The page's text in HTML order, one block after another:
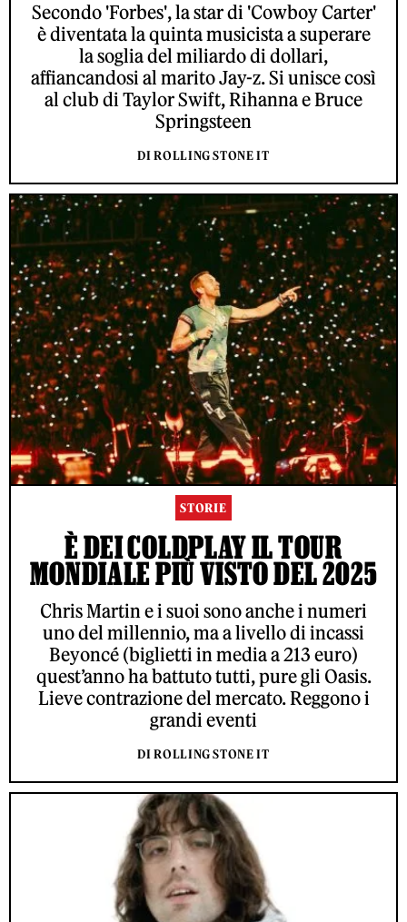
Secondo 'Forbes', la star di 'Cowboy Carter'
è diventata la quinta musicista a superare
la soglia del miliardo di dollari,
affiancandosi al marito Jay-z. Si unisce così
al club di Taylor Swift, Rihanna e Bruce
Springsteen
DI ROLLING STONE IT
STORIE
È DEI COLDPLAY IL TOUR
MONDIALE PIÙ VISTO DEL 2025
Chris Martin e i suoi sono anche i numeri
uno del millennio, ma a livello di incassi
Beyoncé (biglietti in media a 213 euro)
quest’anno ha battuto tutti, pure gli Oasis.
Lieve contrazione del mercato. Reggono i
grandi eventi
DI ROLLING STONE IT